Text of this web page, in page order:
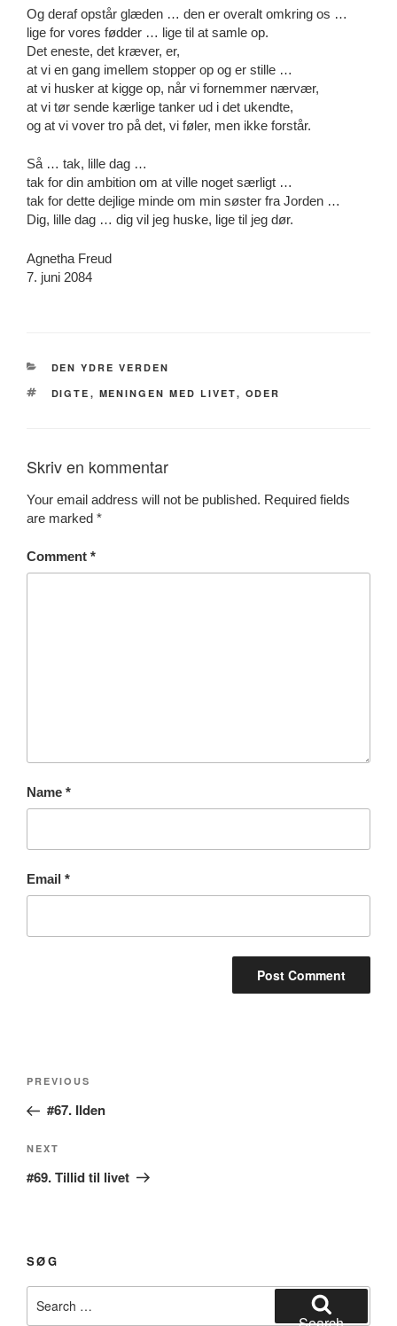
Og deraf opstår glæden … den er overalt omkring os …
lige for vores fødder … lige til at samle op.
Det eneste, det kræver, er,
at vi en gang imellem stopper op og er stille …
at vi husker at kigge op, når vi fornemmer nærvær,
at vi tør sende kærlige tanker ud i det ukendte,
og at vi vover tro på det, vi føler, men ikke forstår.
Så … tak, lille dag …
tak for din ambition om at ville noget særligt …
tak for dette dejlige minde om min søster fra Jorden …
Dig, lille dag … dig vil jeg huske, lige til jeg dør.
Agnetha Freud
7. juni 2084
CATEGORIES
DEN YDRE VERDEN
TAGS
DIGTE , MENINGEN MED LIVET, ODER
Skriv en kommentar
Your email address will not be published. Required fields
are marked *
Comment *
Name *
Email *
Post
Previous
Post
PREVIOUS
#67. Ilden
Next
Post
NEXT
#69. Tillid til livet
SØG
for: